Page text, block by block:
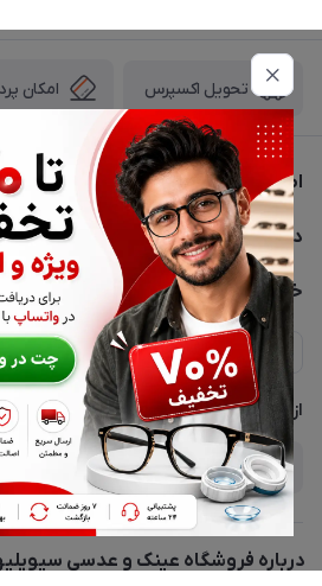
تحویل اکسپرس امکان
اطلاعات تماس
02177116909
info@civiliha.com
ارسال فوری در تهران + ارسال به
دسترسی سریع
حساب کاربری
مجله فروشگاه
لیست محصولات
درباره ما
خدمات مشتریان
حریم خصوصی
پشتیبانی واتساپ 09397003162
از جدید‌ترین تخفیف‌ها با‌ خبر شوید
درباره فروشگاه عینک و عدسی